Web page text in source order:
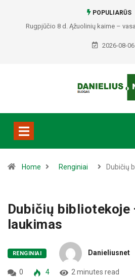
POPULIARŪS
Rugpjūčio 8 d. Ąžuolinių kaime –
Ąžuoliniuose“
2026-08-06
Home Renginiai Dubičių
Dubičių bibliotekoje
laukimas
RENGINIAI Danieliusnet
0 4 2 minutes read